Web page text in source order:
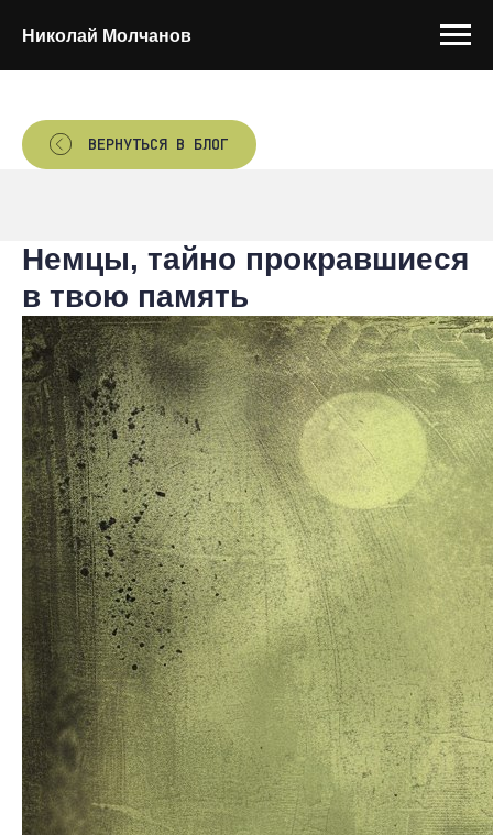
Николай Молчанов
ВЕРНУТЬСЯ В БЛОГ
Немцы, тайно прокравшиеся
в твою память